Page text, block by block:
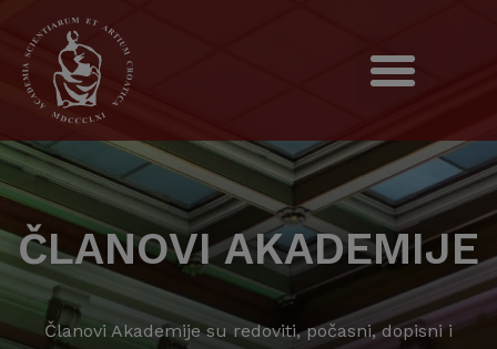
ČLANOVI AKADEMIJE
Članovi Akademije su redoviti, počasni, dopisni i